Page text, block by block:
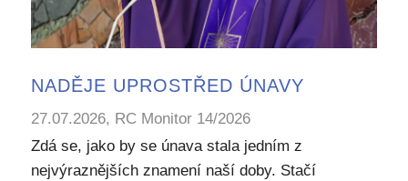
NADĚJE UPROSTŘED ÚNAVY
27.07.2026, RC Monitor 14/2026
Zdá se, jako by se únava stala jedním z
nejvýraznějších znamení naší doby. Stačí